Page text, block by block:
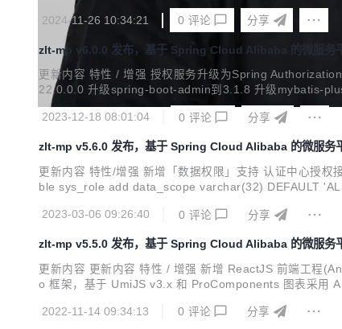
2024-11-26 10:34:21 0 评论 分享
zlt-mp v6.0.0 发布，基于 Spring Cloud Alibaba 的微服务
更新内容 特性 / 增强 授权服务升级为Spring
22.0.0.0 升级spring-boot-admin到3.1.8 升级mybatis-
Cloud ma...
2023-12-18 08:01:04
0 评论 分享
zlt-mp v5.6.0 发布，基于 Spring Cloud Alibaba 的微服务
更新内容 特性/增强 新增「数据权限」支持 认证中心授
ble sys_role add data_scope varchar(32) DEFAULT 'ALL' comment '数据权限
2023-03-06 09:26:40
0 评论 分享
zlt-mp v5.5.0 发布，基于 Spring Cloud Alibaba 的微服务
更新内容 更新内容 特性 / 增强 新增 ReactJS 前端工程
o 框架，基于 UmiJS v3.x 和 ProComponents 图表采
2022-11-14 09:34:13
0 评论 分享